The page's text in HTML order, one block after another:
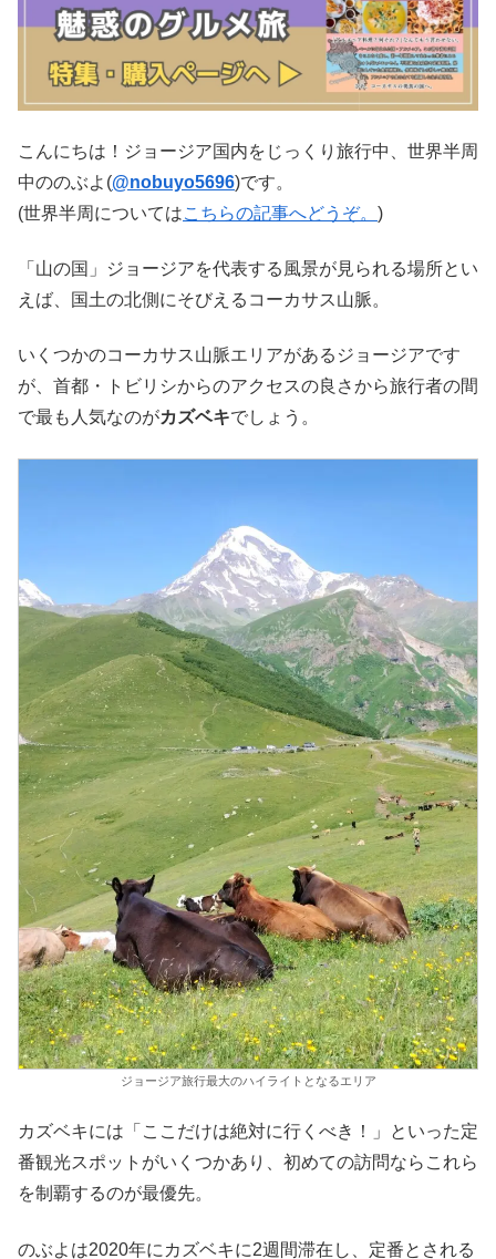
こんにちは！ジョージア国内をじっくり旅行中、世界半周
中ののぶよ(@nobuyo5696)です。
(世界半周についてはこちらの記事へどうぞ。 )
「山の国」ジョージアを代表する風景が見られる場所とい
えば、国土の北側にそびえるコーカサス山脈。
いくつかのコーカサス山脈エリアがあるジョージアです
が、首都・トビリシからのアクセスの良さから旅行者の間
で最も人気なのがカズベキでしょう。
ジョージア旅行最大のハイライトとなるエリア
カズベキには「ここだけは絶対に行くべき！」といった定
番観光スポットがいくつかあり、初めての訪問ならこれら
を制覇するのが最優先。
のぶよは2020年にカズベキに2週間滞在し、定番とされる